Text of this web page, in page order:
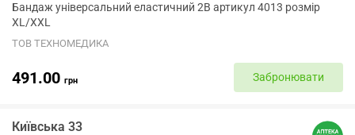
Бандаж універсальний еластичний 2B артикул 4013 розмір
XL/XXL
ТОВ ТЕХНОМЕДИКА
491.00 грн Забронювати
Київська 33